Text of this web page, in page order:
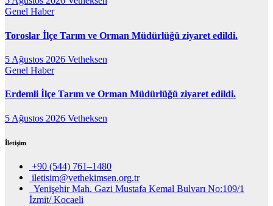
Genel Haber
Toroslar İlçe Tarım ve Orman Müdürlüğü ziyaret edildi.
5 Ağustos 2026 Vetheksen
Genel Haber
Erdemli İlçe Tarım ve Orman Müdürlüğü ziyaret edildi.
5 Ağustos 2026 Vetheksen
İletişim
+90 (544) 761–1480
iletisim@vethekimsen.org.tr
Yenişehir Mah. Gazi Mustafa Kemal Bulvarı No:109/1
İzmit/ Kocaeli